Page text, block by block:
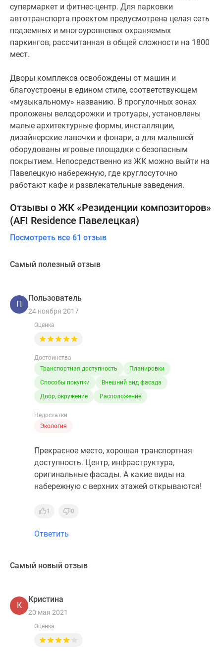
супермаркет и фитнес-центр. Для парковки
автотранспорта проектом предусмотрена целая сеть
подземных и многоуровневых охраняемых
паркингов, рассчитанная в общей сложности на 1800
мест.
Дворы комплекса освобождены от машин и
благоустроены в едином стиле, соответствующем
«музыкальному» названию. В прогулочных зонах
проложены велодорожки и тротуары, установлены
малые архитектурные формы, инсталляции,
дизайнерские лавочки и фонари, а для малышей
оборудованы игровые площадки с безопасным
покрытием. Непосредственно из ЖК можно выйти на
Павелецкую набережную, где круглосуточно
работают кафе и развлекательные заведения.
Отзывы о ЖК «Резиденции композиторов»
(AFI Residence Павелецкая)
Посмотреть все 61 отзыв
Самый полезный отзыв
П
Пользователь
24 ноября 2017
Оценка
Достоинства
Транспортная доступность
Планировки
Способы покупки
Внешний вид фасада
Двор, окружение
Расположение
Недостатки
Экология
Прекрасное место, хорошая транспортная
доступность. Центр, инфраструктура,
оригинальные фасады. А какие виды на
набережную с верхних этажей открываются!
1 0
Ответить
Самый новый отзыв
К
Кристина
20 мая 2021
Оценка